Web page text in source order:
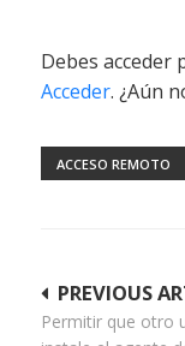
Debes acceder
Acceder. ¿Aún
ACCESO REMOTO
de
PREVIOUS
Permitir que otro